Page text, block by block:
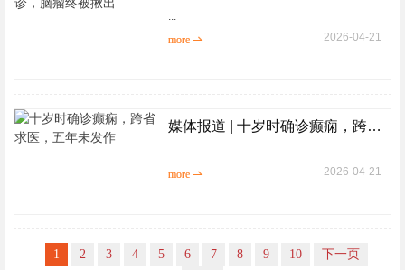
...
more  2026-04-21
媒体报道 | 十岁时确诊癫痫，跨省求医，五年未发作
...
more  2026-04-21
1 2 3 4 5 6 7 8 9 10 下一页